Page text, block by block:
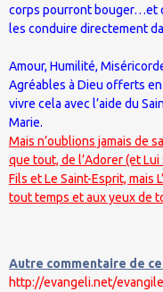
corps pourront bouger…et
les conduire directement
Amour, Humilité,
Agréables à Dieu offerts
vivre cela avec l’aide du
Marie.
Mais n’oublions jamais de
que tout, de l’Adorer (et
Fils et Le Saint-Esprit, mais
tout temps et aux yeux de
Autre commentaire de
http://evangeli.net/